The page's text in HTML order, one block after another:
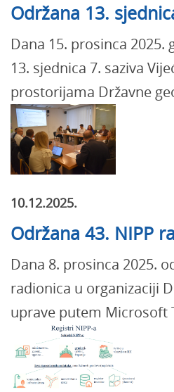
Održana 13.
Dana 15. prosinca 2025.
13. sjednica 7. saziva
prostorijama Državne
10.12.2025.
Održana 43. NIPP
Dana 8. prosinca 2025.
radionica u organizaciji
uprave putem Microsoft